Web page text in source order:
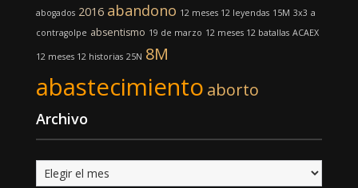
abogados 2016 abandono 12 meses 12 leyendas 15M 3x3 a
contragolpe absentismo 19 de marzo 12 meses 12 batallas ACAEX
12 meses 12 historias 25N 8M
abastecimiento aborto
Archivo
Archivo